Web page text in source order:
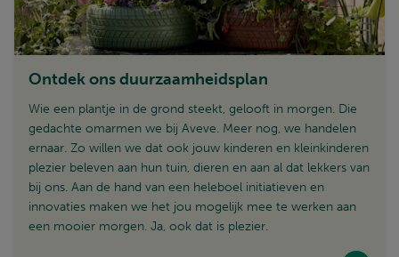
Ontdek ons duurzaamheidsplan
Wie een plantje in de grond steekt, gelooft in morgen. Die
gedachte omarmen we bij Aveve. Meer nog, we handelen
ernaar. Zo willen we dat ook jouw kinderen en kleinkinderen
plezier beleven aan hun tuin, dieren en aan al dat lekkers van
bij ons. Aan de hand van een heleboel initiatieven en
innovaties maken we het jou mogelijk mee te werken aan
een mooier morgen. Ja, ook dat is plezier.